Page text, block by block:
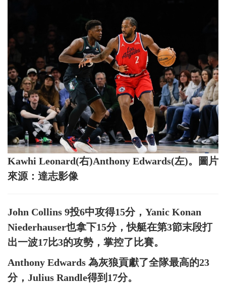
Kawhi Leonard(右)Anthony Edwards(左)。圖片
來源：達志影像
John Collins 9投6中攻得15分，Yanic Konan
Niederhauser也拿下15分，快艇在第3節末段打
出一波17比3的攻勢，掌控了比賽。
Anthony Edwards 為灰狼貢獻了全隊最高的23
分，Julius Randle得到17分。